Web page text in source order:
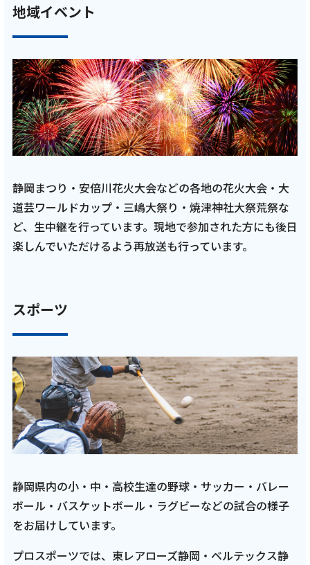
2026年1月30日
テレビ
【藤枝MYFC応援番組 一体感MYFC 第156話】
2026初練習＆新体制発表会レポート！槙野監
記事を読む
【藤枝MYFC応援番組 一体感MYFC 第155話】
岡澤昂星選手とひこ師匠の〇×クイズでシン
クロ100％チャレンジ！新年特別企画＆ファ
ン感謝DAYの様子をお届け！「2026年1月放
送回 前編」
記事を読む
地域イベント
静岡まつり・安倍川花火大会などの各地の花火大会・大
道芸ワールドカップ・三嶋大祭り・焼津神社大祭荒祭な
ど、生中継を行っています。現地で参加された方にも後日
楽しんでいただけるよう再放送も行っています。
スポーツ
静岡県内の小・中・高校生達の野球・サッカー・バレー
ボール・バスケットボール・ラグビーなどの試合の様子
をお届けしています。
プロスポーツでは、東レアローズ静岡・ベルテックス静